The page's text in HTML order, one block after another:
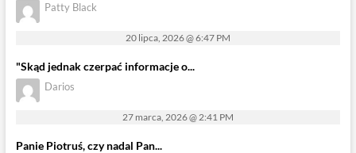
Patty Black
20 lipca, 2026 @ 6:47 PM
"Skąd jednak czerpać informacje o...
Darios
27 marca, 2026 @ 2:41 PM
Panie Piotruś, czy nadal Pan...